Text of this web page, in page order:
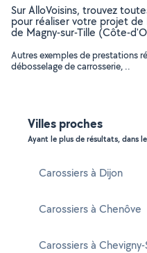
Sur AlloVoisins, trouvez
pour réaliser votre projet de
de Magny-sur-Tille (Côte-
Autres exemples de prestations
débosselage de carrosserie, ..
Villes proches
Ayant le plus de résultats, dans
Carossiers à Dijon
Carossiers à Chenôve
Carossiers à